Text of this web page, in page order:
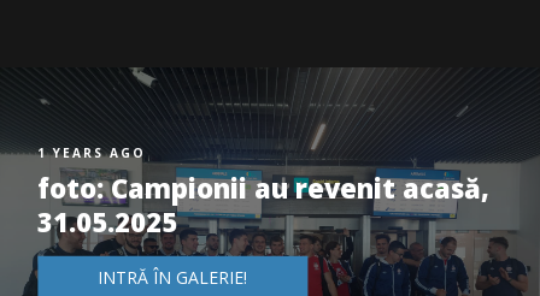
1 YEARS AGO
foto: Campionii au revenit acasă,
31.05.2025
INTRĂ ÎN GALERIE!